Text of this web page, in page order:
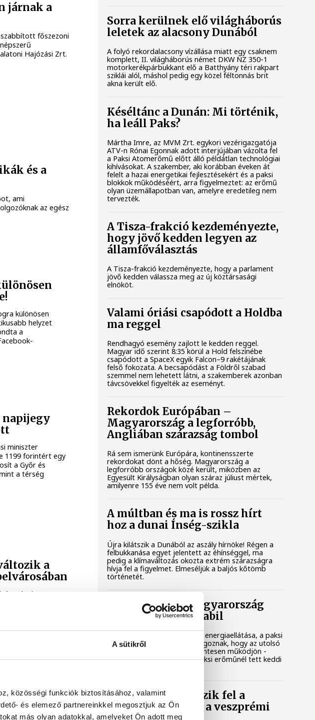
A sütikről
közösségi funkciók biztosításához, valamint
és elemező partnereinkkel megosztjuk az Ön
más olyan adatokkal, amelyeket Ön adott meg
járnak a
főszezoni
Hajózási Zrt.
és a
ami
az egész
különösen
helyzet
a
napijegy
miniszter
1199 forintért egy
a Győr és
a térség
a
forgalmi rend lép
be
Sorra kerülnek elő világháborús
leletek az alacsony Dunából
A folyó rekordalacsony vízállása miatt egy csaknem
komplett, II. világháborús német DKW NZ 350-1
motorkerékpárbukkant elő a Batthyány téri rakpart
sziklái alól, máshol pedig egy közel féltonnás brit
akna került elő.
Késéltánc a Dunán: Mi történik,
ha leáll Paks?
Mártha Imre, az MVM Zrt. egykori vezérigazgatója
ATV-n Rónai Egonnak adott interjújában vázolta fel
a Paksi Atomerőmű előtt álló példátlan technológiai
kihívásokat. A szakember, aki korábban éveken át
felelt a hazai energetikai fejlesztésekért és a paksi
blokkok működéséért, arra figyelmeztet: az erőmű
olyan üzemállapotban van, amelyre eredetileg nem
tervezték.
A Tisza-frakció kezdeményezte,
hogy jövő kedden legyen az
államfőválasztás
A Tisza-frakció kezdeményezte, hogy a parlament
jövő kedden válassza meg az új köztársasági
elnököt.
Valami óriási csapódott a Holdba
ma reggel
Rendhagyó esemény zajlott le kedden reggel.
Magyar idő szerint 8:35 körül a Hold felszínébe
csapódott a SpaceX egyik Falcon–9 rakétájának
felső fokozata. A becsapódást a Földről szabad
szemmel nem lehetett látni, a szakemberek azonban
távcsövekkel figyelték az eseményt.
Rekordok Európában –
Magyarország a legforróbb,
Angliában szárazság tombol
Rá sem ismerünk Európára, kontinensszerte
rekordokat dönt a hőség. Magyarország a
legforróbb országok közé került, miközben az
Egyesült Királyságban olyan száraz júliust mértek,
amilyenre 155 éve nem volt példa.
A múltban és ma is rossz hírt
hoz a dunai Ínség-szikla
Újra kilátszik a Dunából az aszály hírnöke! Régen a
felbukkanása egyet jelentett az éhínséggel, ma
pedig a klímaváltozás okozta extrém szárazságra
hívja fel a figyelmet. Elmeséljük a baljós kőtömb
történetét.
Magyar Péter: Magyarország
energiaellátása stabil
Jelenleg stabil Magyarország energiaellátása, a paksi
erőmű munkatársai azon dolgoznak, hogy az utolsó
még termelő turbina hibamentesen működjön -
közölte a miniszterelnök a paksi erőműnél tett keddi
Játék közben fedezik fel a
tudomány világát a veszprémi